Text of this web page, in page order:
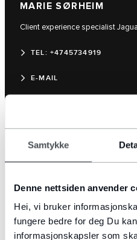
Samtykke
Denne nettsiden anvender
Hei, vi bruker
fungere bedre for deg Du
informasjonskapsler som
MARIE SØRHEIM
Client experience specialist
TEL: +4745734919
E-MAIL